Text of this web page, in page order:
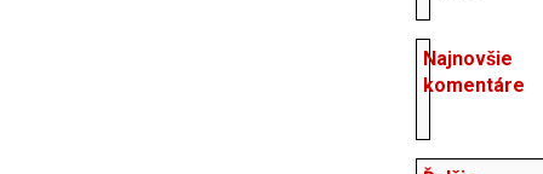
Najnovšie
komentáre